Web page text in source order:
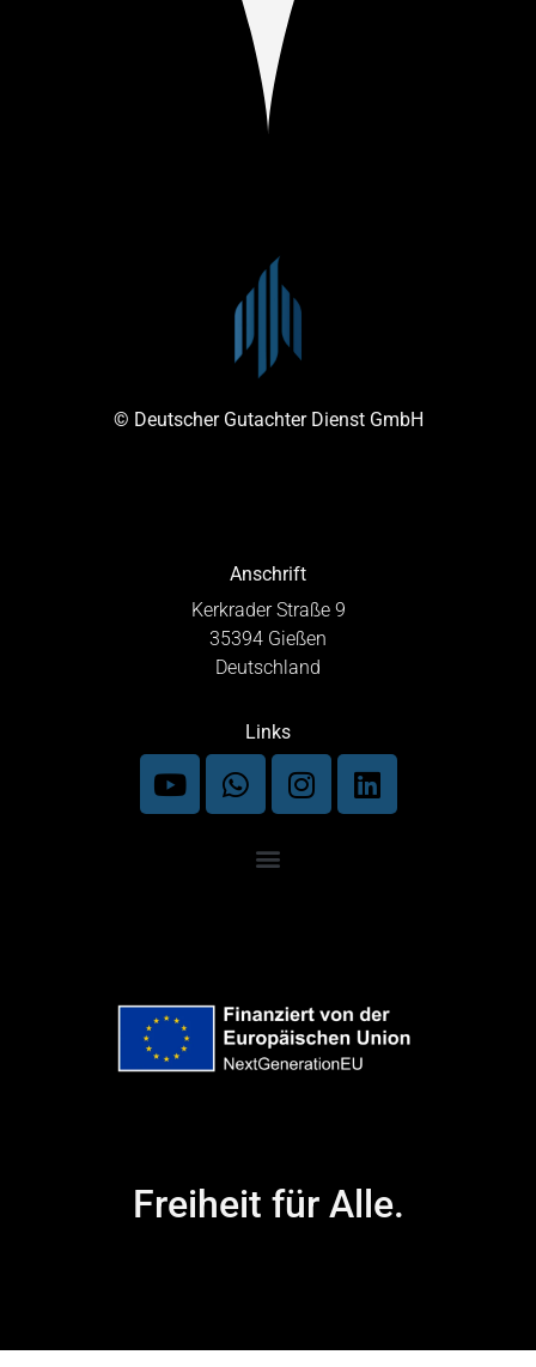
© Deutscher Gutachter Dienst GmbH
Anschrift
Kerkrader Straße 9
35394 Gießen
Deutschland
Links
Freiheit für Alle.